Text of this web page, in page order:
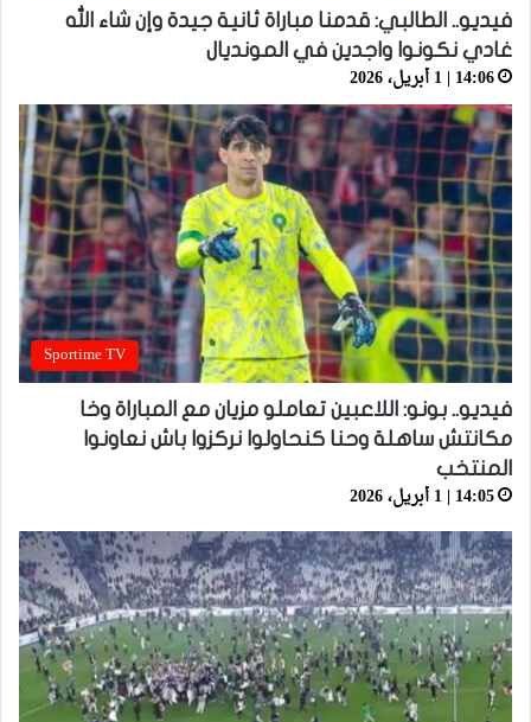
فيديو.. الطالبي: قدمنا مباراة ثانية جيدة وإن شاء الله
غادي نكونوا واجدين في المونديال
14:06 | 1 أبريل، 2026
Sportime TV
فيديو.. بونو: اللاعبين تعاملو مزيان مع المباراة وخا
مكانتش ساهلة وحنا كنحاولوا نركزوا باش نعاونوا
المنتخب
14:05 | 1 أبريل، 2026